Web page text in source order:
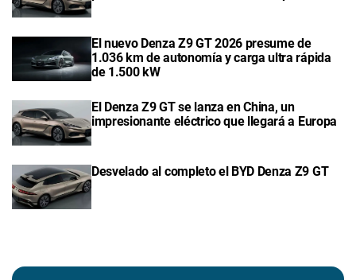
El nuevo Denza Z9 GT 2026 presume de
1.036 km de autonomía y carga ultra rápida
de 1.500 kW
El Denza Z9 GT se lanza en China, un
impresionante eléctrico que llegará a Europa
Desvelado al completo el BYD Denza Z9 GT